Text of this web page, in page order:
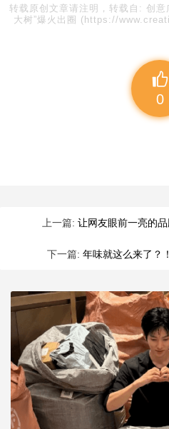
转载原创文章请注明，转载自: 创意
大树”爆火出圈 (https://
0
上一篇: 让网友眼前一亮的
下一篇: 年味就这么来了？